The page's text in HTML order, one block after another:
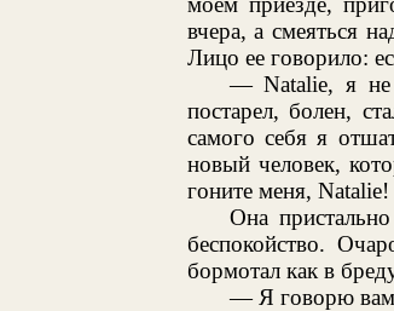
вчера, а смеяться
Лицо ее говорило:
— Natalie, я
постарел, болен,
самого себя я
новый человек,
гоните меня, Natalie!
Она
беспокойство.
бормотал как в
— Я говорю вам: